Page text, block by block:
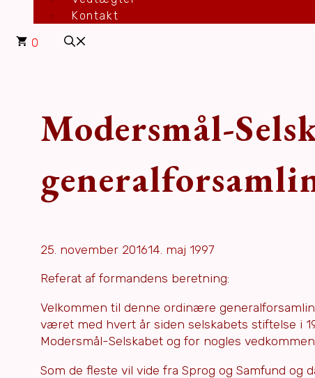
Kontakt
0
Modersmål-
25. november 201614. maj 1997
Referat af formandens beretning:
Velkommen til denne ordinære
været med hvert år siden selskabets stiftelse i
Modersmål-Selskabet og for nogles
Som de fleste vil vide fra Sprog og Samfund og